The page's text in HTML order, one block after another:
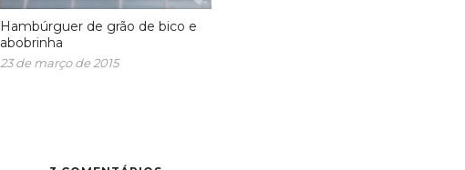
Hambúrguer de grão de bico e
abobrinha
23 de março de 2015